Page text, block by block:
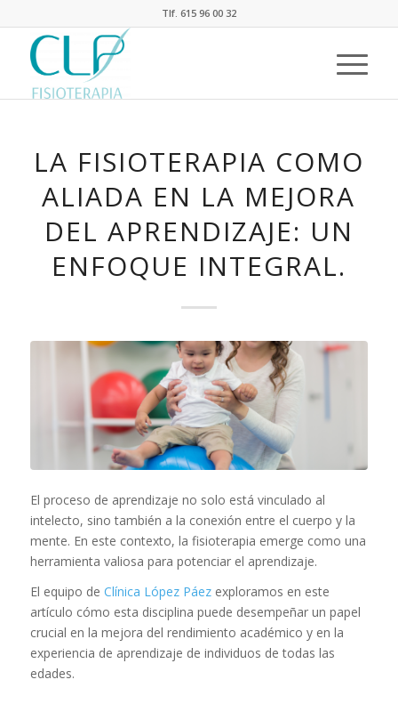
Tlf. 615 96 00 32
LA FISIOTERAPIA COMO
ALIADA EN LA MEJORA
DEL APRENDIZAJE: UN
ENFOQUE INTEGRAL.
El proceso de aprendizaje no solo está vinculado al
intelecto, sino también a la conexión entre el cuerpo y la
mente. En este contexto, la fisioterapia emerge como una
herramienta valiosa para potenciar el aprendizaje.
El equipo de Clínica López Páezexploramos en este
artículo cómo esta disciplina puede desempeñar un papel
crucial en la mejora del rendimiento académico y en la
experiencia de aprendizaje de individuos de todas las
edades.